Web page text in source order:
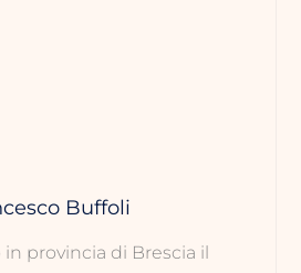
Buffoli
in provincia di Brescia il